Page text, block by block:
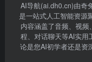
AI导航(ai.dh0.cn)由奇
是一站式人工智能资源
内容涵盖了音频、视
程、对话聊天等AI实用
论是您AI初学者还是资